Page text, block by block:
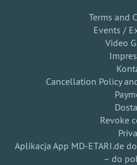
Terms and
Events /
Video
Cancellation Policy
Revoke
Aplikacja App MD-ETARI.de
– do